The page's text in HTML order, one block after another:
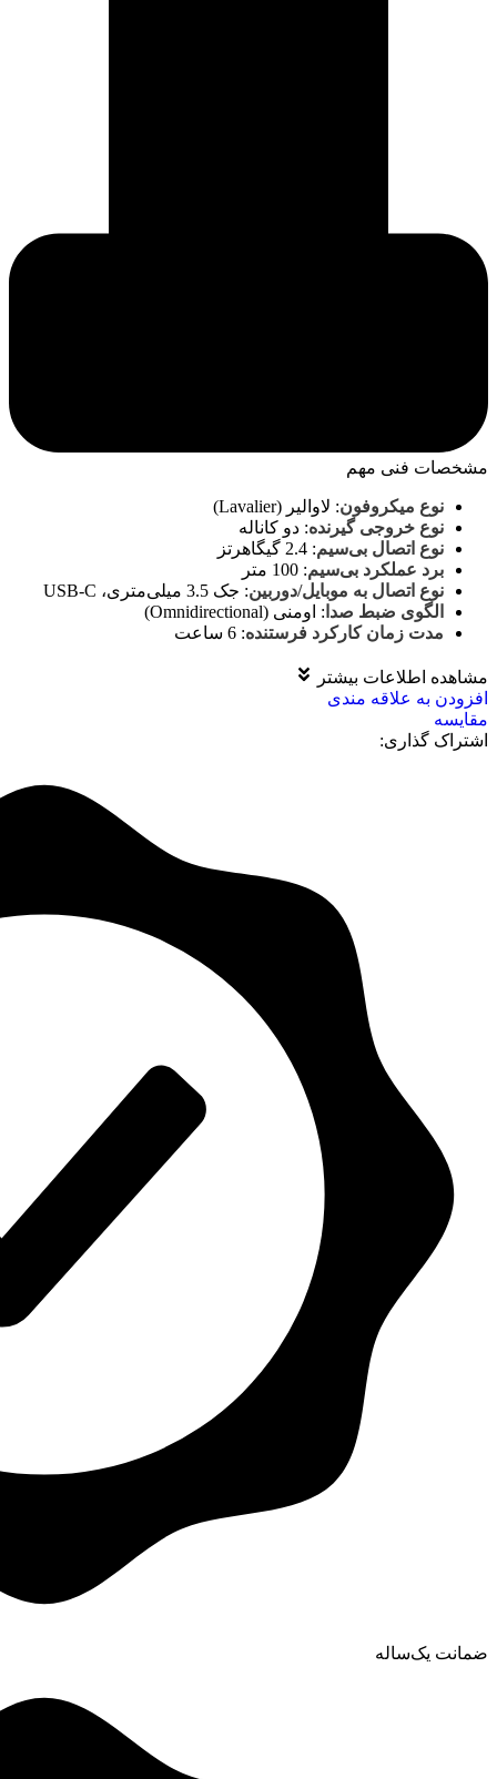
مشخصات فنی مهم
نوع میکروفون: لاوالیر (Lavalier)
نوع خروجی گیرنده: دو کاناله
نوع اتصال بی‌سیم: 2.4 گیگاهرتز
برد عملکرد بی‌سیم: 100 متر
نوع اتصال به موبایل/دوربین: جک 3.5 میلی‌متری، USB-C
الگوی ضبط صدا : اومنی (Omnidirectional)
مدت زمان کارکرد فرستنده: 6 ساعت
مشاهده اطلاعات بیشتر
افزودن به علاقه مندی
مقايسه
اشتراک گذاری:
ضمانت یک‌ساله